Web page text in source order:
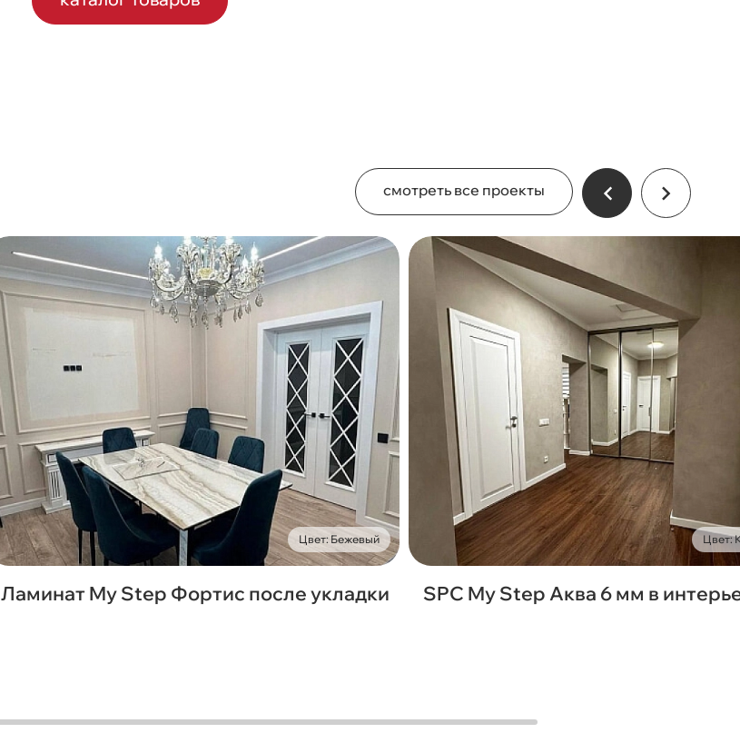
Цвет: Бежевый
Ламинат My Step Фортис после укладки
Цвет:
SPC My Step Аква 6 мм в
смотреть все проекты